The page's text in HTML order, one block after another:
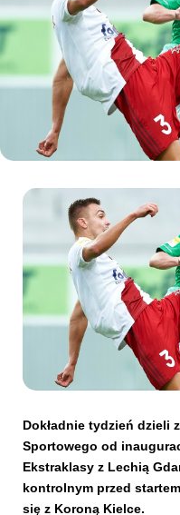
Biznes
Dla mediów
Kibice
SKLEP
Dokładnie tydzień dzieli
Sportowego od
Ekstraklasy z Lechią
kontrolnym przed
się z Koroną Kielce.